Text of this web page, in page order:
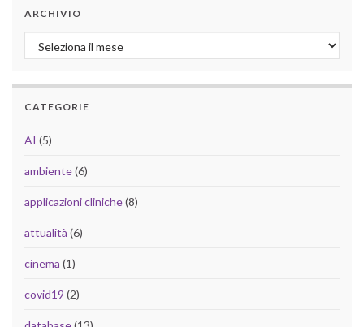
ARCHIVIO
Archivio
CATEGORIE
AI (5)
ambiente(6)
applicazioni cliniche(8)
attualità (6)
cinema (1)
covid19 (2)